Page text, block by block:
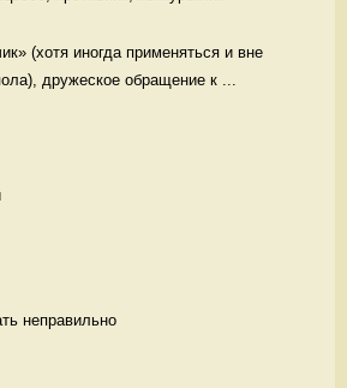
(хотя иногда применяться и вне
дружеское обращение к ...
неправильно